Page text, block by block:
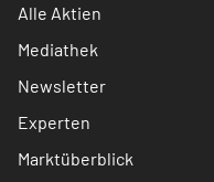
Alle Aktien
Mediathek
Newsletter
Experten
Marktüberblick